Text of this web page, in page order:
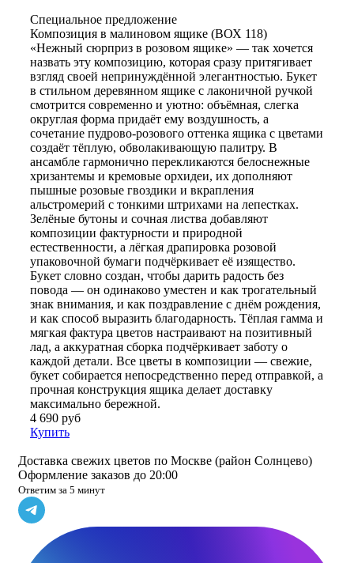
Специальное предложение
Композиция в малиновом ящике (ВОХ 118)
«Нежный сюрприз в розовом ящике» — так хочется
назвать эту композицию, которая сразу притягивает
взгляд своей непринуждённой элегантностью. Букет
в стильном деревянном ящике с лаконичной ручкой
смотрится современно и уютно: объёмная, слегка
округлая форма придаёт ему воздушность, а
сочетание пудрово‑розового оттенка ящика с цветами
создаёт тёплую, обволакивающую палитру. В
ансамбле гармонично перекликаются белоснежные
хризантемы и кремовые орхидеи, их дополняют
пышные розовые гвоздики и вкрапления
альстромерий с тонкими штрихами на лепестках.
Зелёные бутоны и сочная листва добавляют
композиции фактурности и природной
естественности, а лёгкая драпировка розовой
упаковочной бумаги подчёркивает её изящество.
Букет словно создан, чтобы дарить радость без
повода — он одинаково уместен и как трогательный
знак внимания, и как поздравление с днём рождения,
и как способ выразить благодарность. Тёплая гамма и
мягкая фактура цветов настраивают на позитивный
лад, а аккуратная сборка подчёркивает заботу о
каждой детали. Все цветы в композиции — свежие,
букет собирается непосредственно перед отправкой, а
прочная конструкция ящика делает доставку
максимально бережной.
4 690 руб
Купить
Доставка свежих цветов по Москве (район Солнцево)
Оформление заказов до 20:00
Ответим за 5 минут